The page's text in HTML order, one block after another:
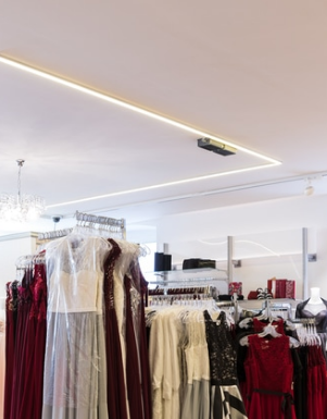
& Damenmode in Cham
Fashion, Ihrem Fachgeschäft für
15, 93413 Cham — Tel: